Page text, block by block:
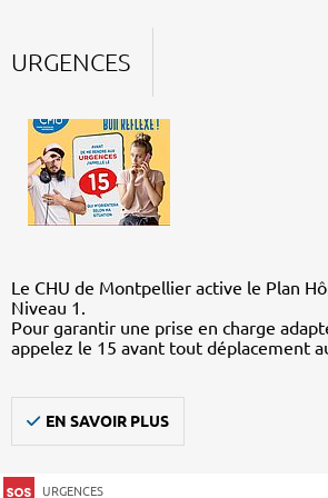
URGENCES
Le CHU de Montpellier active le Plan
Niveau 1.
Pour garantir une prise en charge
appelez le 15 avant tout déplacement
EN SAVOIR PLUS
URGENCES